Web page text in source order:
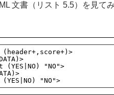
文書（リスト 5.5）を見てみ
(header+,score+)>
"NO">
"NO">